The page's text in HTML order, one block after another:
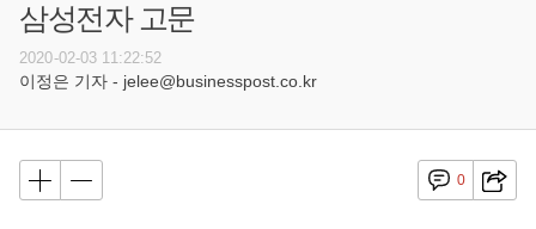
삼성전자 고문
2020-02-03 11:22:52
이정은 기자 - jelee@businesspost.co.kr
0